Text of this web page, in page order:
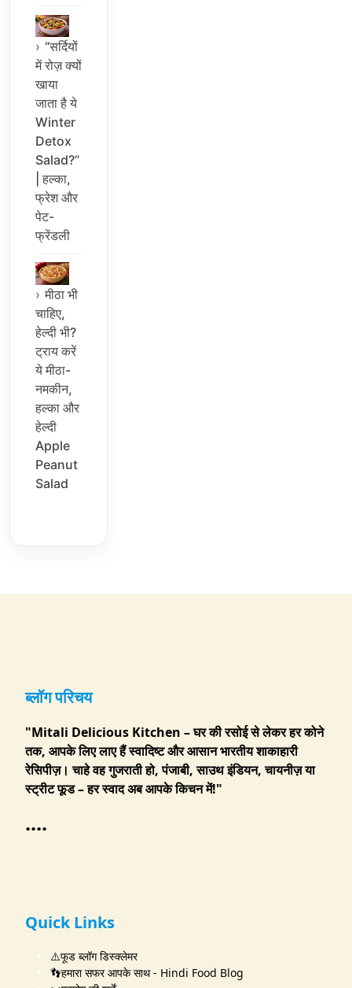
“सर्दियों
में रोज़ क्यों
खाया
जाता है ये
Winter
Detox
Salad?”
| हल्का,
फ्रेश और
पेट-
फ्रेंडली
मीठा भी
चाहिए,
हेल्दी भी?
ट्राय करें
ये मीठा-
नमकीन,
हल्का और
हेल्दी
Apple
Peanut
Salad
ब्लॉग परिचय
"Mitali Delicious Kitchen – घर की रसोई से लेकर हर कोने
तक, आपके लिए लाए हैं स्वादिष्ट और आसान भारतीय शाकाहारी
रेसिपीज़। चाहे वह गुजराती हो, पंजाबी, साउथ इंडियन, चायनीज़ या
स्ट्रीट फूड – हर स्वाद अब आपके किचन में!"
....
Quick Links
⚠️फूड ब्लॉग डिस्क्लेमर
👣हमारा सफर आपके साथ - Hindi Food Blog